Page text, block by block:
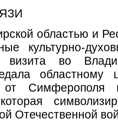
областью и
культурно-
визита во
областному
от Симферополя
Отечественной